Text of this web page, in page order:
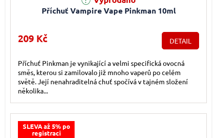
Příchuť Vampire Vape Pinkman 10ml
209 Kč DETAIL
Příchuť Pinkman je vynikající a velmi specifická ovocná
směs, kterou si zamilovalo již mnoho vaperů po celém
světě. Její nenahraditelná chuť spočívá v tajném složení
několika...
SLEVA až 5% po
registraci